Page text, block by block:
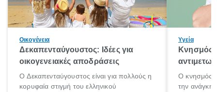
Οικογένεια
Δεκαπενταύγουστος: Ιδέες για
οικογενειακές αποδράσεις
Ο Δεκαπενταύγουστος είναι για πολλούς η
κορυφαία στιγμή του ελληνικού
Υγεία
Κνησμός:
Ο κνησμός
την ανάγκη